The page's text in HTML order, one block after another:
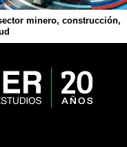
minero, construcción,